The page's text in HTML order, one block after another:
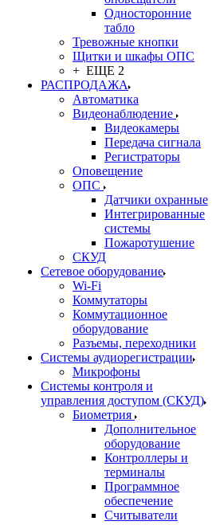
Односторонние
табло
Тревожные кнопки
Щитки и шкафы ОПС
+ ЕЩЕ 2
РАСПРОДАЖА
Автоматика
Видеонаблюдение
Видеокамеры
Передача сигнала
Регистраторы
Оповещение
ОПС
Датчики охранные
Интегрированные
системы
Пожаротушение
СКУД
Сетевое оборудование
Wi-Fi
Коммутаторы
Коммутационное
оборудование
Разъемы, переходники
Системы аудиорегистрации
Микрофоны
Системы контроля и
управления доступом (СКУД)
Биометрия
Дополнительное
оборудование
Контроллеры и
терминалы
Программное
обеспечение
Считыватели